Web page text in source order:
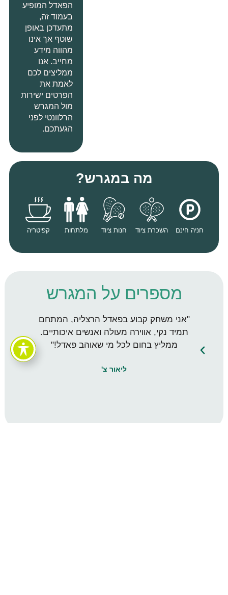
הפאדל המופיע
בעמוד זה,
מתעדכן באופן
שוטף אך אינו
מהווה מידע
מחייב.אנו
ממליצים לכם
לאמת את
הפרטים ישירות
מול המגרש
הרלוונטי לפני
הגעתכם.
מה במגרש?
חניה חינם השכרת ציוד חנות ציוד מלתחות קפיטריה
מספרים על המגרש
"אני משחק קבוע בפאדל הרצליה, המתחם
תמיד נקי, אווירה מעולה ואנשים איכותיים.
ממליץ בחום לכל מי שאוהב פאדל!"
ליאור צ'